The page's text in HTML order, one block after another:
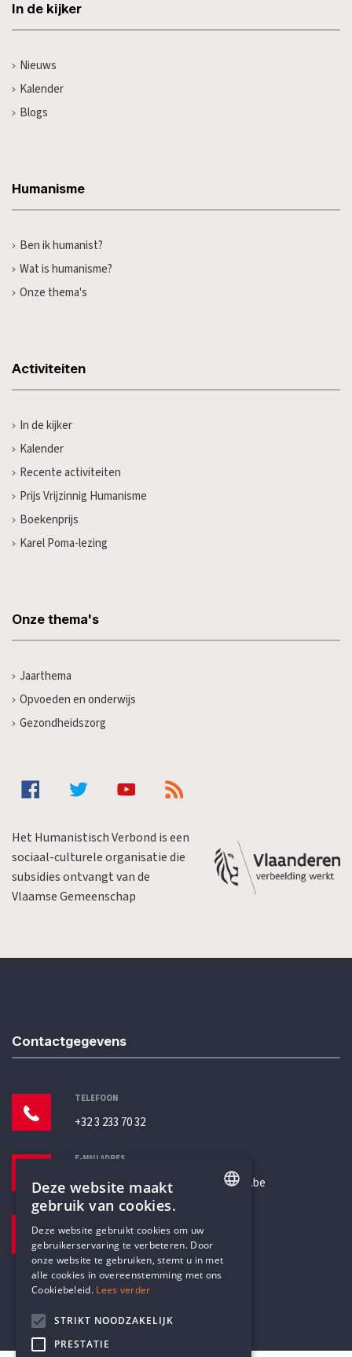
In de kijker
Nieuws
Kalender
Blogs
Humanisme
Ben ik humanist?
Wat is humanisme?
Onze thema's
Activiteiten
In de kijker
Kalender
Recente activiteiten
Prijs Vrijzinnig Humanisme
Boekenprijs
Karel Poma-lezing
Onze thema's
Jaarthema
Opvoeden en onderwijs
Gezondheidszorg
Het Humanistisch Verbond is een
sociaal-culturele organisatie die
subsidies ontvangt van de
Vlaamse Gemeenschap
Contactgegevens
TELEFOON
+32 3 233 70 32
E-MAILADRES
secretariaat@humanistischverbond.be
Pottenbrug 4
Antwerpen, 2000
DUTCH
Deze website maakt
gebruik van cookies.
Deze website gebruikt cookies om uw
gebruikerservaring te verbeteren. Door
onze website te gebruiken, stemt u in met
alle cookies in overeenstemming met ons
Cookiebeleid. Lees verder
STRIKT NOODZAKELIJK
PRESTATIE